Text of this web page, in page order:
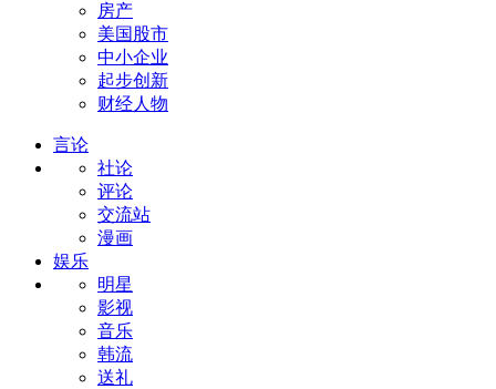
房产
美国股市
中小企业
起步创新
财经人物
言论
社论
评论
交流站
漫画
娱乐
明星
影视
音乐
韩流
送礼